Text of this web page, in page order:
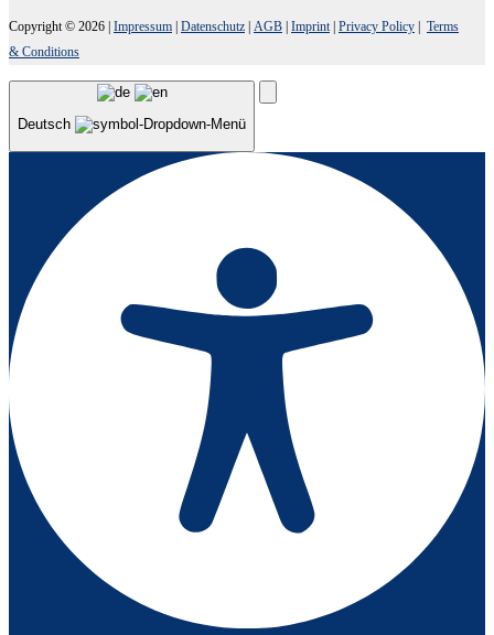
Copyright © 2026 | Impressum | Datenschutz | AGB | Imprint | Privacy Policy | Terms
& Conditions
Deutsch